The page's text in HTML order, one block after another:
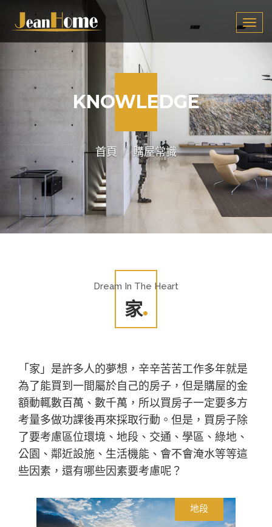
KNOWLEDGE
首頁 購屋常識
Dream In The Heart
家
「家」是許多人的夢想，辛辛苦苦工作多年就是
為了能買到一間屬於自己的房子，但是購屋的金
額動輒數百萬、數千萬，所以買房子一定要多方
考量多做功課後再來採取行動。但是，買房子除
了要考慮區位環境、地段、交通、學區、綠地、
公園、鄰近設施、生活機能、會不會淹水等等這
些因素，還有哪些因素要考慮呢？
地段